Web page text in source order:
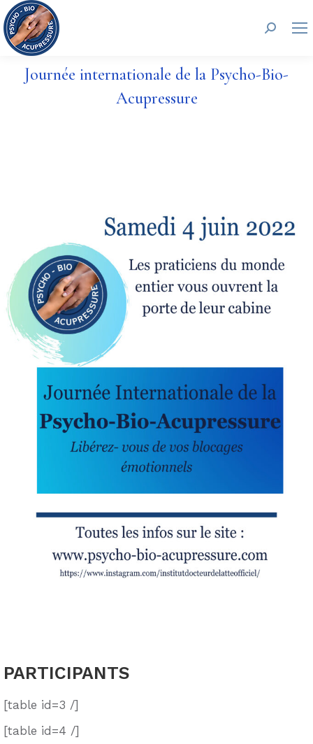
Journée internationale de la Psycho-Bio-
Acupressure
PARTICIPANTS
[table id=3 /]
[table id=4 /]